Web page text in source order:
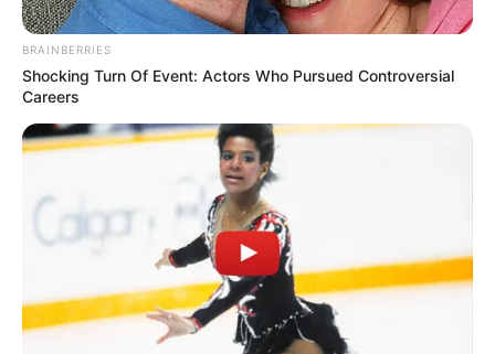
જ્યોતિષશાસ્ત્રમાં, શનિદેવને ન્યાયના દેવતા અને
કર્મના દાતા માનવામાં આવે છે. શનિની ગતિવિધિઓનો
ફક્ત વ્યક્તિગત જીવન પર જ નહીં, પરંતુ દેશ અને
વિશ્વની ઘટનાઓ પર પણ ઊંડો પ્રભાવ પડે છે. હાલમાં,
શનિ મીન રાશિમાં છે, અને હિન્દુ કેલેન્ડર મુજબ, તે બુધ
દ્વારા શાસિત રેવતી નક્ષત્રમાં ગોચર કરી રહ્યો છે. શનિ
9 ઓક્ટોબર, 2026 સુધી આ નક્ષત્રમાં ગોચર કરશે, જે
કેટલીક ભાગ્યશાળી રાશિઓ માટે સુવર્ણ તકો લાવશે.
BRAINBERRIES
Shocking Turn Of Event: Actors Who Pursued Controversial
Careers